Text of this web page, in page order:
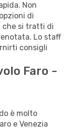
Non
di
che si tratti di
Lo staff
consigli
Faro -
è molto
e Venezia